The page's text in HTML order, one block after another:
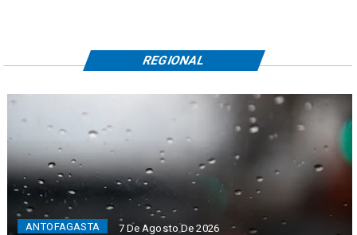
ANTOFAGASTA 7 De Agosto De 2026
REGIONAL